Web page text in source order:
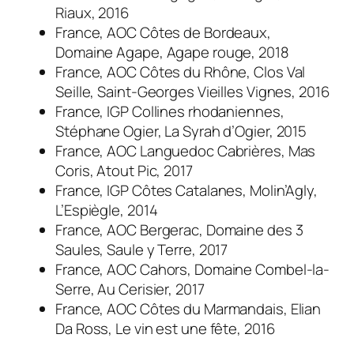
Riaux, 2016
France, AOC Côtes de Bordeaux,
Domaine Agape, Agape rouge, 2018
France, AOC Côtes du Rhône, Clos Val
Seille, Saint-Georges Vieilles Vignes, 2016
France, IGP Collines rhodaniennes,
Stéphane Ogier, La Syrah d’Ogier, 2015
France, AOC Languedoc Cabrières, Mas
Coris, Atout Pic, 2017
France, IGP Côtes Catalanes, Molin’Agly,
L’Espiègle, 2014
France, AOC Bergerac, Domaine des 3
Saules, Saule y Terre, 2017
France, AOC Cahors, Domaine Combel-la-
Serre, Au Cerisier, 2017
France, AOC Côtes du Marmandais, Elian
Da Ross, Le vin est une fête, 2016